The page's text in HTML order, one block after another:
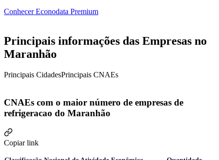
Conhecer Econodata Premium
Principais informações das Empresas no
Maranhão
Principais CidadesPrincipais CNAEs
CNAEs com o maior número de empresas de
refrigeracao do Maranhão
Copiar link